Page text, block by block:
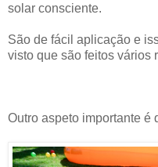
solar consciente.
São de fácil aplicação e
visto que são feitos vários
Outro aspeto importante é